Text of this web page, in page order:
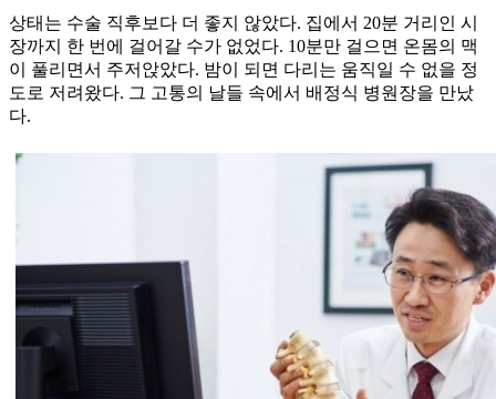
상태는 수술 직후보다 더 좋지 않았다. 집에서 20분 거리인 시
장까지 한 번에 걸어갈 수가 없었다. 10분만 걸으면 온몸의 맥
이 풀리면서 주저앉았다. 밤이 되면 다리는 움직일 수 없을 정
도로 저려왔다. 그 고통의 날들 속에서 배정식 병원장을 만났
다.